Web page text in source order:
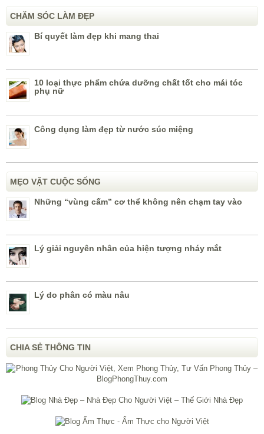
CHĂM SÓC LÀM ĐẸP
Bí quyết làm đẹp khi mang thai
10 loại thực phẩm chứa dưỡng chất tốt cho mái tóc
phụ nữ
Công dụng làm đẹp từ nước súc miệng
MẸO VẶT CUỘC SỐNG
Những “vùng cấm” cơ thể không nên chạm tay vào
Lý giải nguyên nhân của hiện tượng nháy mắt
Lý do phân có màu nâu
CHIA SẺ THÔNG TIN